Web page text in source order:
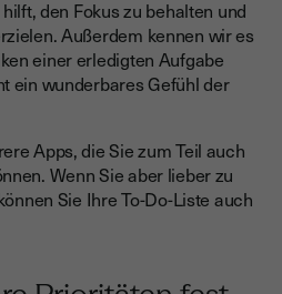
den Fokus zu behalten und
Außerdem kennen wir es
einer erledigten Aufgabe
ein wunderbares Gefühl der
Apps, die Sie zum Teil auch
Wenn Sie aber lieber zu
Sie Ihre To-Do-Liste auch